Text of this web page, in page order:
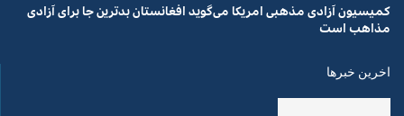
کمیسیون آزادی مذهبی امریکا می‌گوید افغانستان بدترین جا برای آزادی
مذاهب است
اخرین خبرها